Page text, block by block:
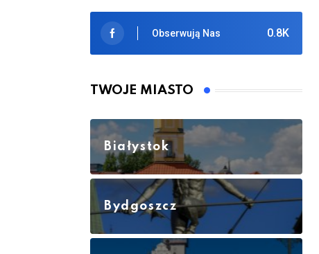
0.8K
Obserwują Nas
TWOJE MIASTO
Białystok
Bydgoszcz